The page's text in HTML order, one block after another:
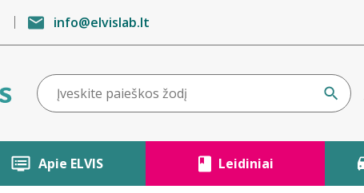
info@elvislab.lt
Apie ELVIS Leidiniai